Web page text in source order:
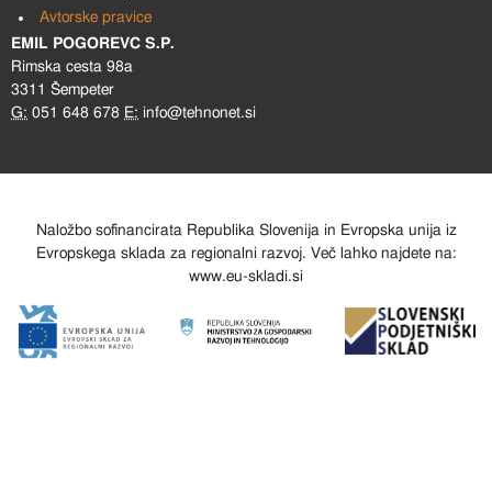
Avtorske pravice
EMIL POGOREVC S.P.
Rimska cesta 98a
3311 Šempeter
G: 051 648 678 E: info@tehnonet.si
Naložbo sofinancirata Republika Slovenija in Evropska unija iz
Evropskega sklada za regionalni razvoj. Več lahko najdete na:
www.eu-skladi.si